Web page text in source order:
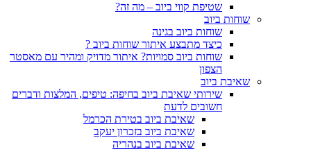
שטיפת קווי ביוב – מה זה?
שוחות ביוב
שוחות ביוב בגינה
כיצד מתבצע איתור שוחות ביוב ?
שוחות ביוב סמויות? איתור מדויק ומהיר עם מאסטר
הצפון
שאיבת ביוב
שירותי שאיבת ביוב בחיפה: טיפים, המלצות ודברים
חשובים לדעת
שאיבת ביוב בטירת הכרמל
שאיבת ביוב בזכרון יעקב
שאיבת ביוב בנהריה